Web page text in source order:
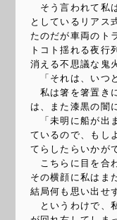
そう言われて私
としているリアス
たのだが車両のト
トコト揺れる夜行
消える不思議な鬼
「それは、いつ
私は箸を箸置き
は、また漆黒の闇
「未明に船が出
ているので、もし
てらしたらいかが
こちらに目を合
その横顔に私はま
結局何も思い出せ
というわけで、